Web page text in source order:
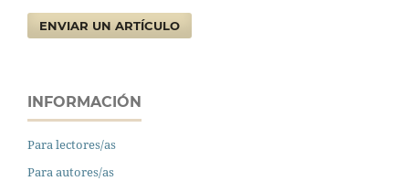
ENVIAR UN ARTÍCULO
INFORMACIÓN
Para lectores/as
Para autores/as